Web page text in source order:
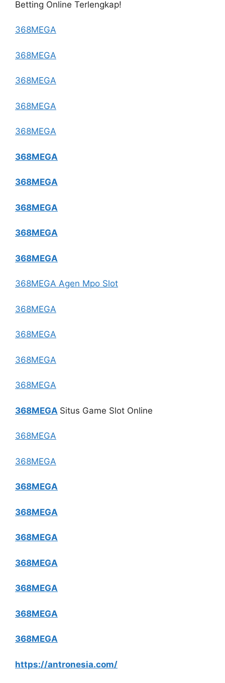
Betting Online Terlengkap!
368MEGA
368MEGA
368MEGA
368MEGA
368MEGA
368MEGA
368MEGA
368MEGA
368MEGA
368MEGA
368MEGA Agen Mpo Slot
368MEGA
368MEGA
368MEGA
368MEGA
368MEGA Situs Game Slot Online
368MEGA
368MEGA
368MEGA
368MEGA
368MEGA
368MEGA
368MEGA
368MEGA
368MEGA
https://antronesia.com/